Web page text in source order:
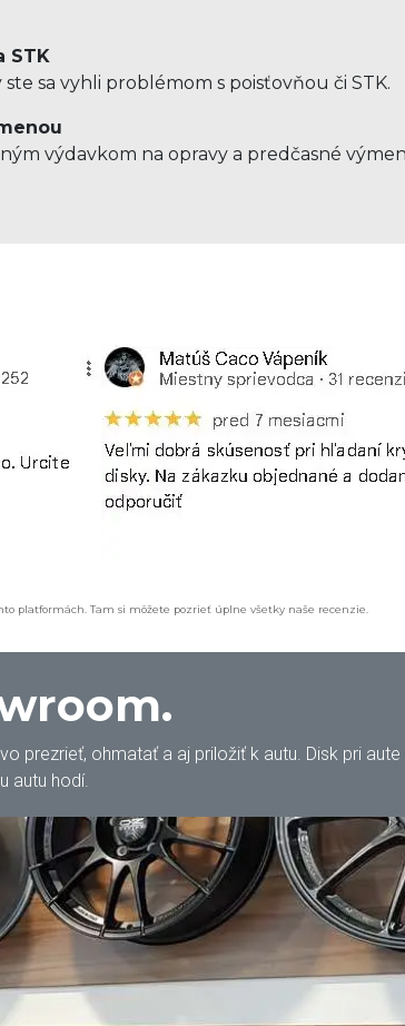
STK
sa vyhli problémom s poisťovňou či STK.
výdavkom na opravy a predčasné
platformách. Tam si môžete pozrieť úplne všetky naše recenzie.
prezrieť, ohmatať a aj priložiť k autu. Disk pri aute
autu hodí.